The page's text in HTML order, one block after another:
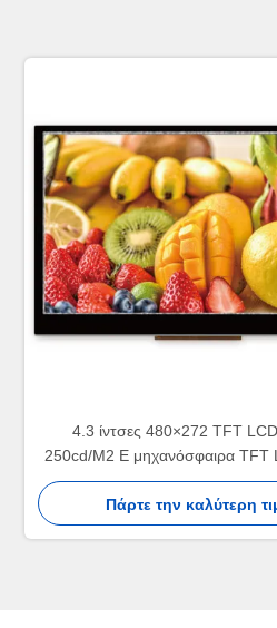
4.3 ίντσες 480×272 TFT
250cd/M2 E μηχανόσφαιρα TFT
Πάρτε την καλύτερη